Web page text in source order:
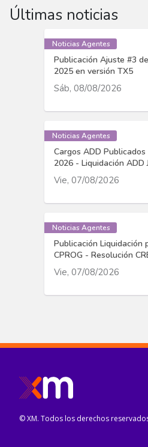
Últimas noticias
Noticias Agentes
Publicación Ajuste #3
2025 en versión TX5
Sáb, 08/08/2026
Noticias Agentes
Cargos ADD
2026 - Liquidación ADD
Vie, 07/08/2026
Noticias Agentes
Publicación Liquidación
CPROG - Resolución
Vie, 07/08/2026
© XM. Todos los derechos